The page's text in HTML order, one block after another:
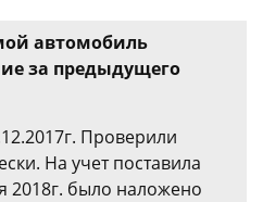
автомобиль
за предыдущего
Проверили
На учет поставила
2018г. было наложено